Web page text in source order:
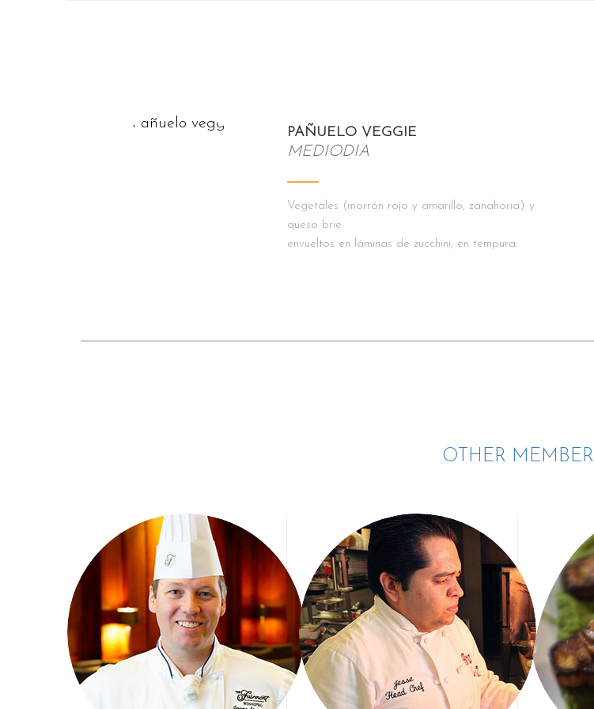
PAÑUELO VEGGIE
MEDIODIA
Vegetales (morrón rojo y amarillo, zanahoria) y
queso brie
envueltos en láminas de zucchini, en tempura.
OTHER MEMBER